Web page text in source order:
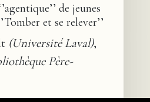
de jeunes
et se relever’’
(Université Laval),
Père-